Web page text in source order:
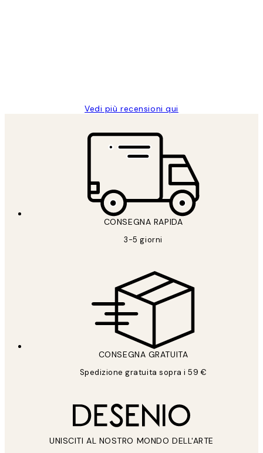
Vedi più recensioni qui
CONSEGNA RAPIDA
3-5 giorni
CONSEGNA GRATUITA
Spedizione gratuita sopra i 59 €
UNISCITI AL NOSTRO MONDO DELL'ARTE